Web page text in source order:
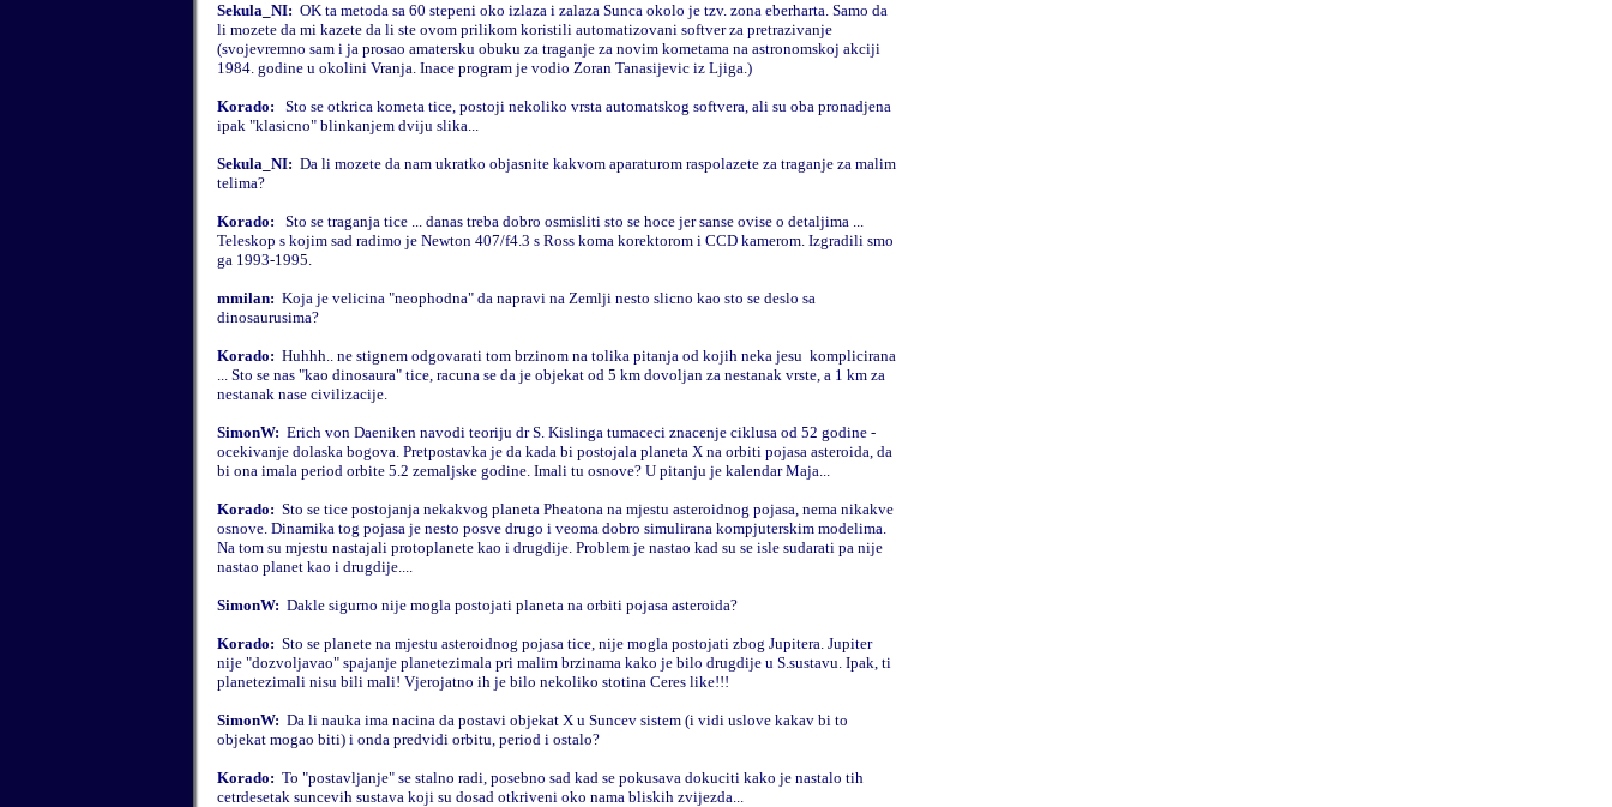
Sekula_NI: OK ta metoda sa 60 stepeni oko izlaza i zalaza Sunca okolo je tzv. zona eberharta. Samo da
li mozete da mi kazete da li ste ovom prilikom koristili automatizovani softver za pretrazivanje
(svojevremno sam i ja prosao amatersku obuku za traganje za novim kometama na astronomskoj akciji
1984. godine u okolini Vranja. Inace program je vodio Zoran Tanasijevic iz Ljiga.)
Korado: Sto se otkrica kometa tice, postoji nekoliko vrsta automatskog softvera, ali su oba pronadjena
ipak "klasicno" blinkanjem dviju slika...
Sekula_NI: Da li mozete da nam ukratko objasnite kakvom aparaturom raspolazete za traganje za malim
telima?
Korado: Sto se traganja tice ... danas treba dobro osmisliti sto se hoce jer sanse ovise o detaljima ...
Teleskop s kojim sad radimo je Newton 407/f4.3 s Ross koma korektorom i CCD kamerom. Izgradili smo
ga 1993-1995.
mmilan: Koja je velicina "neophodna" da napravi na Zemlji nesto slicno kao sto se deslo sa
dinosaurusima?
Korado: Huhhh.. ne stignem odgovarati tom brzinom na tolika pitanja od kojih neka jesu komplicirana
... Sto se nas "kao dinosaura" tice, racuna se da je objekat od 5 km dovoljan za nestanak vrste, a 1 km za
nestanak nase civilizacije.
SimonW: Erich von Daeniken navodi teoriju dr S. Kislinga tumaceci znacenje ciklusa od 52 godine -
ocekivanje dolaska bogova. Pretpostavka je da kada bi postojala planeta X na orbiti pojasa asteroida, da
bi ona imala period orbite 5.2 zemaljske godine. Imali tu osnove? U pitanju je kalendar Maja...
Korado: Sto se tice postojanja nekakvog planeta Pheatona na mjestu asteroidnog pojasa, nema nikakve
osnove. Dinamika tog pojasa je nesto posve drugo i veoma dobro simulirana kompjuterskim modelima.
Na tom su mjestu nastajali protoplanete kao i drugdije. Problem je nastao kad su se isle sudarati pa nije
nastao planet kao i drugdije....
SimonW: Dakle sigurno nije mogla postojati planeta na orbiti pojasa asteroida?
Korado: Sto se planete na mjestu asteroidnog pojasa tice, nije mogla postojati zbog Jupitera. Jupiter
nije "dozvoljavao" spajanje planetezimala pri malim brzinama kako je bilo drugdije u S.sustavu. Ipak, ti
planetezimali nisu bili mali! Vjerojatno ih je bilo nekoliko stotina Ceres like!!!
SimonW: Da li nauka ima nacina da postavi objekat X u Suncev sistem (i vidi uslove kakav bi to
objekat mogao biti) i onda predvidi orbitu, period i ostalo?
Korado: To "postavljanje" se stalno radi, posebno sad kad se pokusava dokuciti kako je nastalo tih
cetrdesetak suncevih sustava koji su dosad otkriveni oko nama bliskih zvijezda...